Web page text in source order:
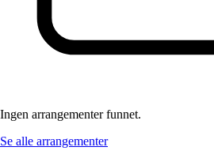
Ingen arrangementer funnet.
Se alle arrangementer